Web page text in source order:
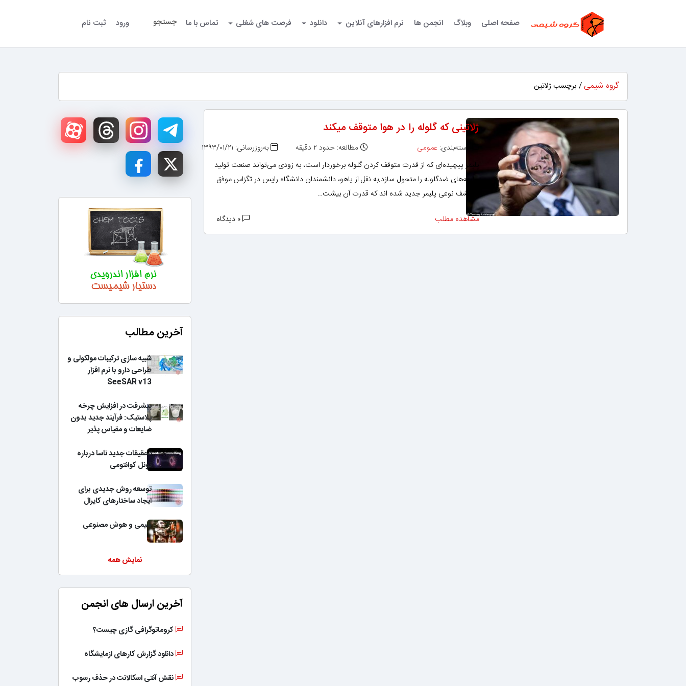
صفحه اصلی وبلاگ انجمن ها نرم افزارهای آنلاین دانلود فرصت های شغلی تماس با ما جستجو ورود ثبت نام
گروه شیمی / برچسب ژلاتین
ژلاتینی که گلوله را در هوا متوقف میکند
دسته‌بندی: عمومی مطالعه: حدود ۲ دقیقه
به‌روزرسانی: ۱۳۹۳/۰۱/۲۱
پلیمر پیچیده‌ای که از قدرت متوقف کردن گلوله برخوردار است، به زودی می‌تواند صنعت تولید
جلیقه‌های ضد‌گلوله را متحول سازد.به نقل از یاهو، دانشمندان دانشگاه رایس در تگزاس موفق
به کشف نوعی پلیمر جدید شده اند که قدرت آن بیشت…
مشاهده مطلب
آخرین مطالب
شبیه سازی ترکیبات مولکولی و
طراحی دارو با نرم افزار
SeeSAR v13
پیشرفت در افزایش چرخه
پلاستیک: فرآیند جدید بدون
ضایعات و مقیاس پذیر
تحقیقات جدید ناسا درباره
تونل کوانتومی
توسعه روش جدیدی برای
ایجاد ساختارهای کایرال
شیمی و هوش مصنوعی
نمایش همه
آخرین ارسال های انجمن
کروماتوگرافی گازی چیست؟
دانلود گزارش کارهای ازمایشگاه
نقش آنتی اسکالانت در حذف رسوب